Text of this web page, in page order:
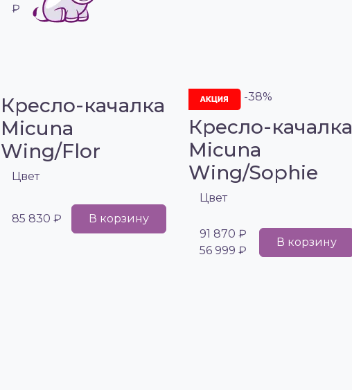
₽
Кресло-качалка
Micuna
Wing/Flor
Цвет
85 830 ₽ В корзину
-38%
Кресло-качалка
Micuna
Wing/Sophie
Цвет
91 870 ₽
56 999 ₽
В корзину